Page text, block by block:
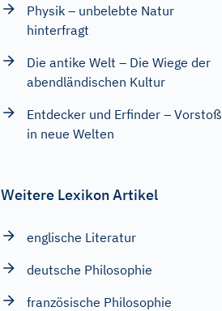
Physik – unbelebte Natur
hinterfragt
Die antike Welt – Die Wiege der
abendländischen Kultur
Entdecker und Erfinder – Vorstoß
in neue Welten
Weitere Lexikon Artikel
englische Literatur
deutsche Philosophie
französische Philosophie